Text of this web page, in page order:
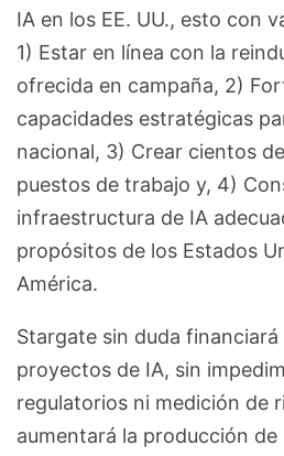
IA en los EE. UU., esto con
1) Estar en línea con la
ofrecida en campaña, 2)
capacidades estratégicas
nacional, 3) Crear cientos
puestos de trabajo y, 4)
infraestructura de IA
propósitos de los Estados
América.
Stargate sin duda financiará
proyectos de IA, sin
regulatorios ni medición de
aumentará la producción